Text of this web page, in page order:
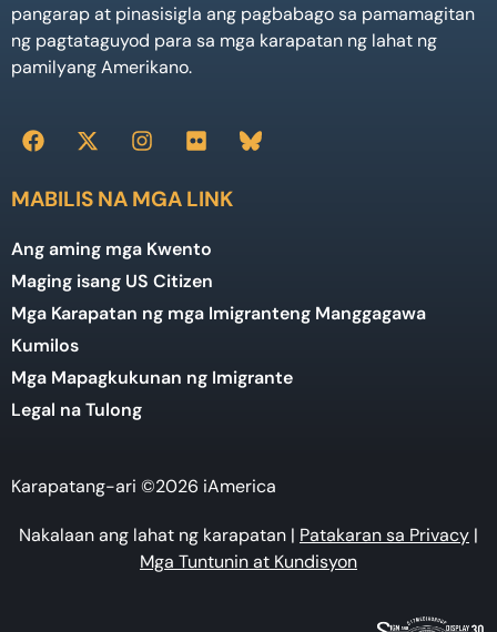
pangarap at pinasisigla ang pagbabago sa pamamagitan
ng pagtataguyod para sa mga karapatan ng lahat ng
pamilyang Amerikano.
MABILIS NA MGA LINK
Ang aming mga Kwento
Maging isang US Citizen
Mga Karapatan ng mga Imigranteng Manggagawa
Kumilos
Mga Mapagkukunan ng Imigrante
Legal na Tulong
Karapatang-ari ©2026 iAmerica
Nakalaan ang lahat ng karapatan | Patakaran sa Privacy |
Mga Tuntunin at Kundisyon